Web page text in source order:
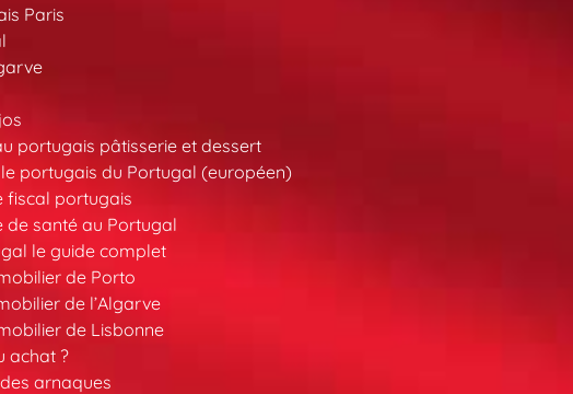
Paris
portugais pâtisserie et dessert
portugais du Portugal (européen)
fiscal portugais
de santé au Portugal
le guide complet
de Porto
de l’Algarve
de Lisbonne
achat ?
arnaques